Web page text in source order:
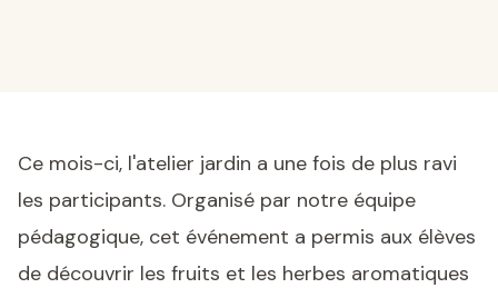
Ce mois-ci, l'atelier jardin a une fois de plus ravi
les participants. Organisé par notre équipe
pédagogique, cet événement a permis aux élèves
de découvrir les fruits et les herbes aromatiques